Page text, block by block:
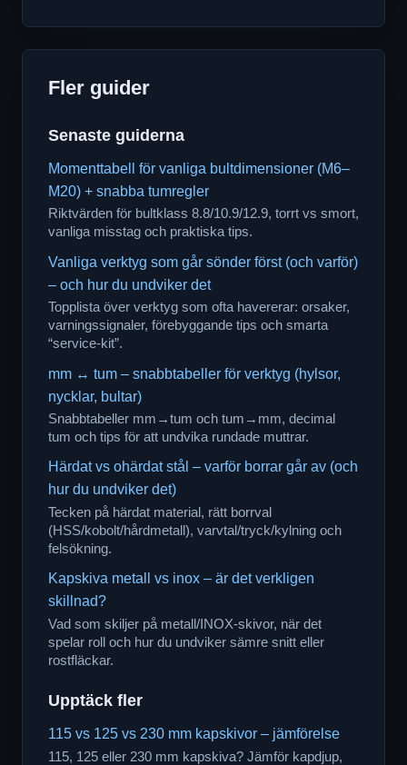
Fler guider
Senaste guiderna
Momenttabell för vanliga bultdimensioner (M6–
M20) + snabba tumregler
Riktvärden för bultklass 8.8/10.9/12.9, torrt vs smort,
vanliga misstag och praktiska tips.
Vanliga verktyg som går sönder först (och varför)
– och hur du undviker det
Topplista över verktyg som ofta havererar: orsaker,
varningssignaler, förebyggande tips och smarta
“service-kit”.
mm ↔ tum – snabbtabeller för verktyg (hylsor,
nycklar, bultar)
Snabbtabeller mm→tum och tum→mm, decimal
tum och tips för att undvika rundade muttrar.
Härdat vs ohärdat stål – varför borrar går av (och
hur du undviker det)
Tecken på härdat material, rätt borrval
(HSS/kobolt/hårdmetall), varvtal/tryck/kylning och
felsökning.
Kapskiva metall vs inox – är det verkligen
skillnad?
Vad som skiljer på metall/INOX-skivor, när det
spelar roll och hur du undviker sämre snitt eller
rostfläckar.
Upptäck fler
115 vs 125 vs 230 mm kapskivor – jämförelse
115, 125 eller 230 mm kapskiva? Jämför kapdjup,